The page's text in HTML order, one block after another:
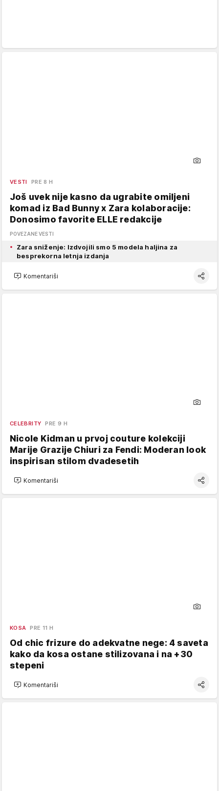
VESTI PRE 8 H
Još uvek nije kasno da ugrabite omiljeni
komad iz Bad Bunny x Zara kolaboracije:
Donosimo favorite ELLE redakcije
POVEZANE VESTI
Zara sniženje: Izdvojili smo 5 modela haljina za
besprekorna letnja izdanja
Komentariši
CELEBRITY PRE 9 H
Nicole Kidman u prvoj couture kolekciji
Marije Grazije Chiuri za Fendi: Moderan look
inspirisan stilom dvadesetih
Komentariši
KOSA PRE 11 H
Od chic frizure do adekvatne nege: 4 saveta
kako da kosa ostane stilizovana i na +30
stepeni
Komentariši